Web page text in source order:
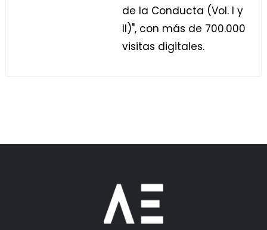
de la Conducta (Vol. I y
II)", con más de 700.000
visitas digitales.